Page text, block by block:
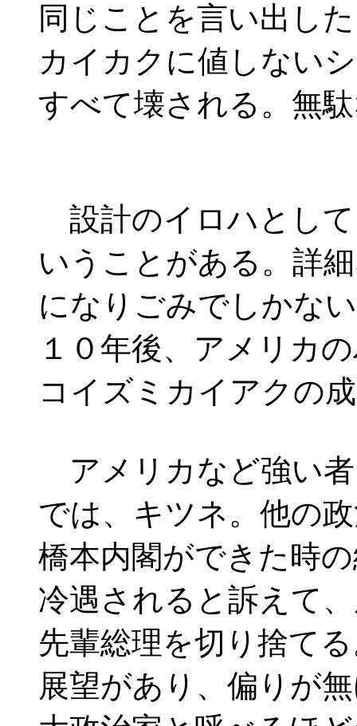
同じことを言い出し
カイカクに値しない
すべて壊される。無
設計のイロハとし
いうことがある。詳
になりごみでしかな
１０年後、アメリカ
コイズミカイアクの
アメリカなど強い
では、キツネ。他の
橋本内閣ができた時
冷遇されると訴えて
先輩総理を切り捨て
展望があり、偏りが